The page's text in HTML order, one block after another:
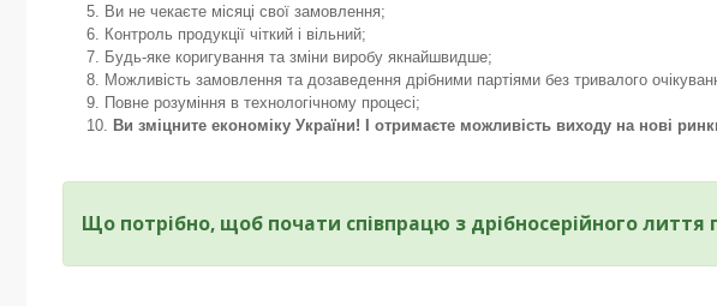
Ви не чекаєте місяці свої замовлення;
Контроль продукції чіткий і вільний;
Будь-яке коригування та зміни виробу якнайшвидше;
Можливість замовлення та дозаведення дрібними партіями без тривалого
Повне розуміння в технологічному процесі;
Ви зміцните економіку України! І отримаєте можливість виходу на нові
Що потрібно, щоб почати співпрацю з дрібносерійного лиття